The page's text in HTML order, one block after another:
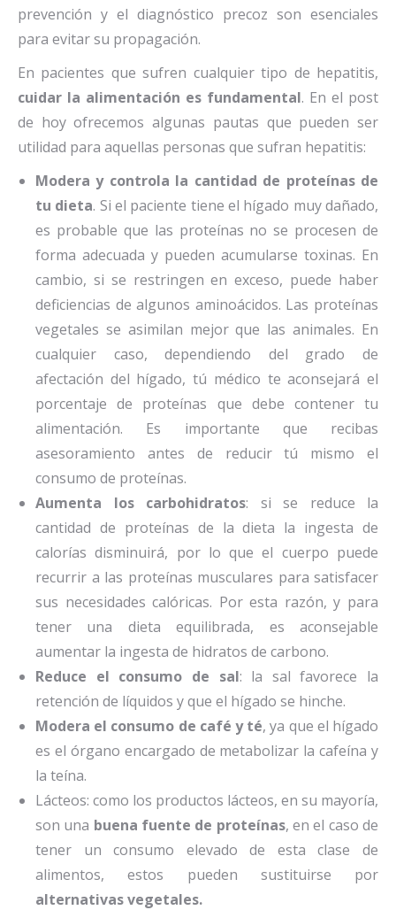
prevención y el diagnóstico precoz son esenciales
para evitar su propagación.
En pacientes que sufren cualquier tipo de hepatitis,
cuidar la alimentación es fundamental. En el post
de hoy ofrecemos algunas pautas que pueden ser
utilidad para aquellas personas que sufran hepatitis:
Modera y controla la cantidad de proteínas de
tu dieta. Si el paciente tiene el hígado muy dañado,
es probable que las proteínas no se procesen de
forma adecuada y pueden acumularse toxinas. En
cambio, si se restringen en exceso, puede haber
deficiencias de algunos aminoácidos. Las proteínas
vegetales se asimilan mejor que las animales. En
cualquier caso, dependiendo del grado de
afectación del hígado, tú médico te aconsejará el
porcentaje de proteínas que debe contener tu
alimentación. Es importante que recibas
asesoramiento antes de reducir tú mismo el
consumo de proteínas.
Aumenta los carbohidratos: si se reduce la
cantidad de proteínas de la dieta la ingesta de
calorías disminuirá, por lo que el cuerpo puede
recurrir a las proteínas musculares para satisfacer
sus necesidades calóricas. Por esta razón, y para
tener una dieta equilibrada, es aconsejable
aumentar la ingesta de hidratos de carbono.
Reduce el consumo de sal: la sal favorece la
retención de líquidos y que el hígado se hinche.
Modera el consumo de café y té, ya que el hígado
es el órgano encargado de metabolizar la cafeína y
la teína.
Lácteos: como los productos lácteos, en su mayoría,
son una buena fuente de proteínas, en el caso de
tener un consumo elevado de esta clase de
alimentos, estos pueden sustituirse por
alternativas vegetales.